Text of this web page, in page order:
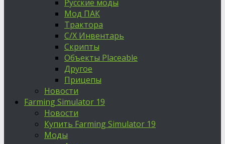
Русские моды
Мод ПАК
Трактора
С/Х Инвентарь
Скрипты
Объекты Placeable
Другое
Прицепы
Новости
Farming Simulator 19
Новости
Купить Farming Simulator 19
Моды